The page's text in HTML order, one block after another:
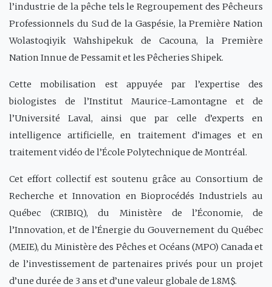
l’industrie de la pêche tels le Regroupement des Pêcheurs
Professionnels du Sud de la Gaspésie, la Première Nation
Wolastoqiyik Wahshipekuk de Cacouna, la Première
Nation Innue de Pessamit et les Pêcheries Shipek.
Cette mobilisation est appuyée par l’expertise des
biologistes de l’Institut Maurice-Lamontagne et de
l’Université Laval, ainsi que par celle d’experts en
intelligence artificielle, en traitement d’images et en
traitement vidéo de l’École Polytechnique de Montréal.
Cet effort collectif est soutenu grâce au Consortium de
Recherche et Innovation en Bioprocédés Industriels au
Québec (CRIBIQ), du Ministère de l’Économie, de
l’Innovation, et de l’Énergie du Gouvernement du Québec
(MEIE), du Ministère des Pêches et Océans (MPO) Canada et
de l’investissement de partenaires privés pour un projet
d’une durée de 3 ans et d’une valeur globale de 1.8M$.